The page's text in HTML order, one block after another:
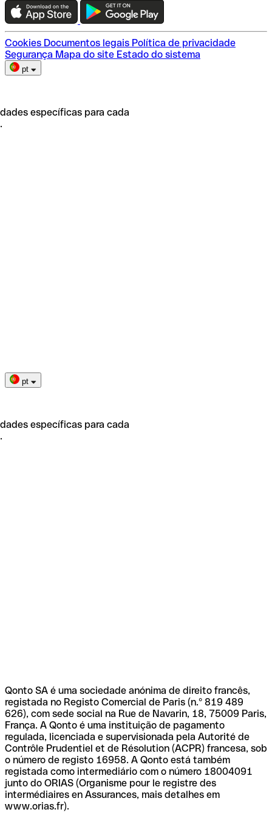
Escolha do plano
Cookies Documentos legais Política de privacidade
Segurança Mapa do site Estado do sistema
pt
específicas para cada
pt
específicas para cada
Qonto SA é uma sociedade anónima de direito francês,
registada no Registo Comercial de Paris (n.º 819 489
626), com sede social na Rue de Navarin, 18, 75009 Paris,
França. A Qonto é uma instituição de pagamento
regulada, licenciada e supervisionada pela Autorité de
Contrôle Prudentiel et de Résolution (ACPR) francesa, sob
o número de registo 16958. A Qonto está também
registada como intermediário com o número 18004091
junto do ORIAS (Organisme pour le registre des
intermédiaires en Assurances, mais detalhes em
www.orias.fr).